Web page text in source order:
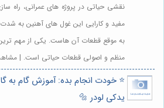
نقشی حیاتی در پروژه های عمرانی، راه
مفید و کارایی این غول های آهنین به
به موقع قطعات آن هاست. یکی از مهم
منظم و اصولی قطعات حیاتی است. |
⭐️ خودت انجام بده: آموزش گام به
یدکی لودر 🔩